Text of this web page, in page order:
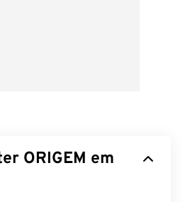
ORIGEM em